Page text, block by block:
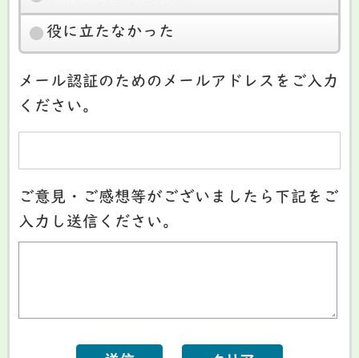
役に立たなかった
メール認証のためのメールアドレスをご入力
ください。
ご意見・ご感想等がございましたら下記をご
入力し送信ください。